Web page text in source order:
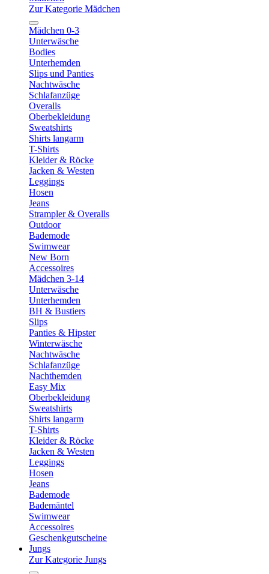
Zur Kategorie Mädchen
Mädchen 0-3
Unterwäsche
Bodies
Unterhemden
Slips und Panties
Nachtwäsche
Schlafanzüge
Overalls
Oberbekleidung
Sweatshirts
Shirts langarm
T-Shirts
Kleider & Röcke
Jacken & Westen
Leggings
Hosen
Jeans
Strampler & Overalls
Outdoor
Bademode
Swimwear
New Born
Accessoires
Mädchen 3-14
Unterwäsche
Unterhemden
BH & Bustiers
Slips
Panties & Hipster
Winterwäsche
Nachtwäsche
Schlafanzüge
Nachthemden
Easy Mix
Oberbekleidung
Sweatshirts
Shirts langarm
T-Shirts
Kleider & Röcke
Jacken & Westen
Leggings
Hosen
Jeans
Bademode
Bademäntel
Swimwear
Accessoires
Geschenkgutscheine
Jungs
Zur Kategorie Jungs